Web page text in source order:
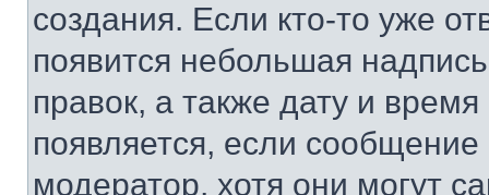
создания. Если кто-то уже
появится небольшая
правок, а также дату и
появляется, если
модератор, хотя они могут